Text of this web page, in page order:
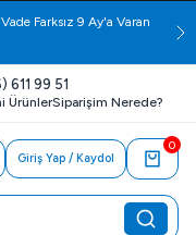
Farksız 9 Ay'a Varan
611 99 51
ÜrünlerSiparişim Nerede?
Giriş Yap / Kaydol
0